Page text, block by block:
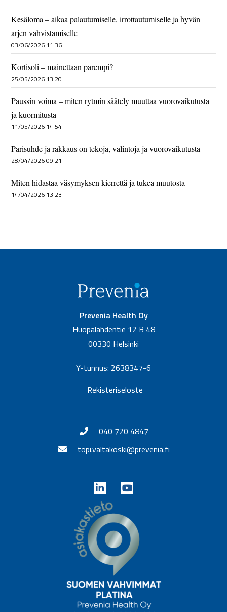
Kesäloma – aikaa palautumiselle, irrottautumiselle ja hyvän
arjen vahvistamiselle
03/06/2026 11:36
Kortisoli – mainettaan parempi?
25/05/2026 13:20
Paussin voima – miten rytmin säätely muuttaa vuorovaikutusta
ja kuormitusta
11/05/2026 14:54
Parisuhde ja rakkaus on tekoja, valintoja ja vuorovaikutusta
28/04/2026 09:21
Miten hidastaa väsymyksen kierrettä ja tukea muutosta
14/04/2026 13:23
Prevenia Health Oy
Huopalahdentie 12 B 48
00330 Helsinki
Y-tunnus: 2638347-6
Rekisteriseloste
040 720 4847
topi.valtakoski@prevenia.fi